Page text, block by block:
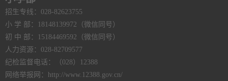
招生专线：028-82623755
小 学 部：18148139972（微信同号）
初 中 部：15184469592（微信同号）
人力资源：028-82709577
纪检监督电话：（028）12388
网络举报网：http://www.12388.gov.cn/